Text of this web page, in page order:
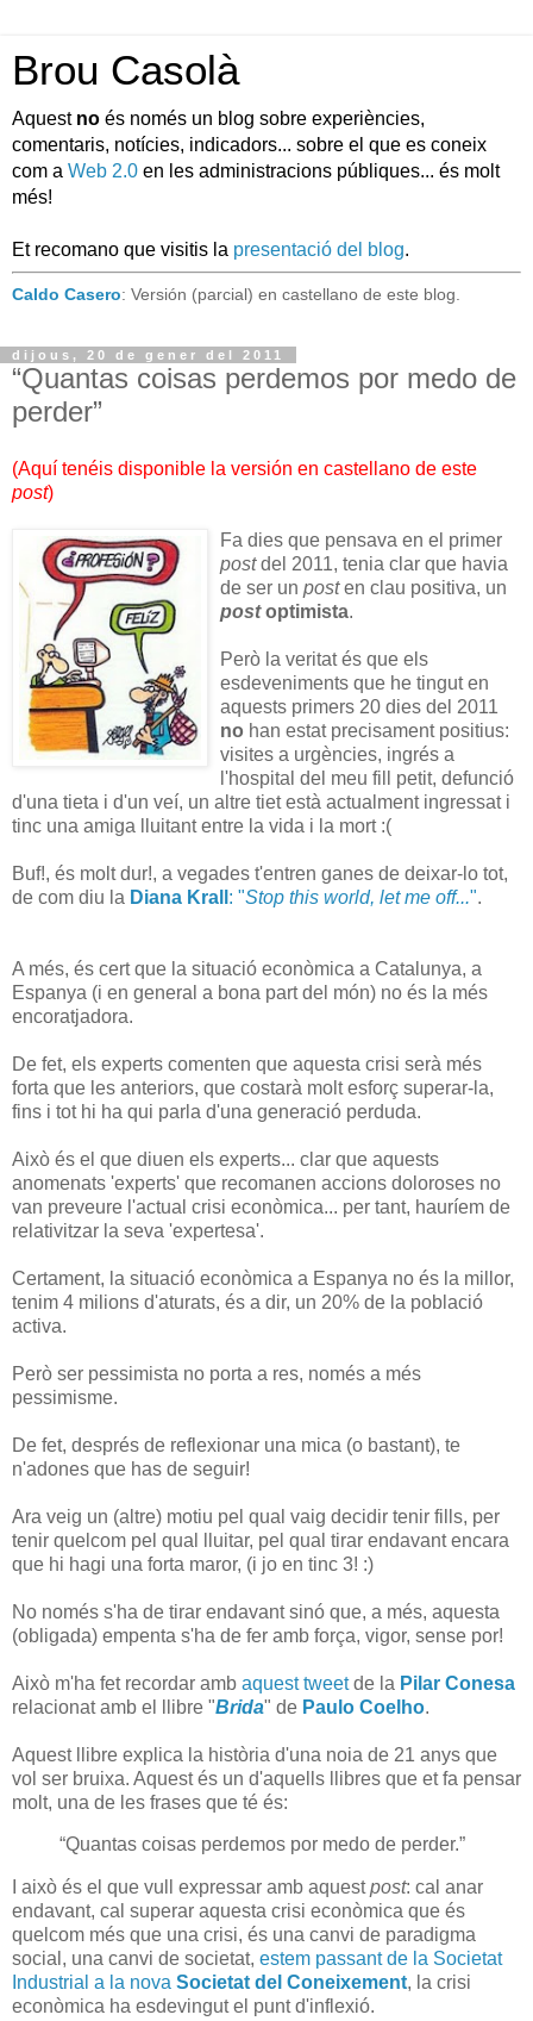
Brou Casolà
Aquest no és només un blog sobre experiències,
comentaris, notícies, indicadors... sobre el que es coneix
com a Web 2.0 en les administracions públiques... és molt
més!
Et recomano que visitis la presentació del blog.
Caldo Casero: Versión (parcial) en castellano de este blog.
dijous, 20 de gener del 2011
“Quantas coisas perdemos por medo de
perder”
(Aquí tenéis disponible la versión en castellano de este
post)
Fa dies que pensava en el primer
postdel 2011, tenia clar que havia
de ser un posten clau positiva, un
postoptimista.
Però la veritat és que els
esdeveniments que he tingut en
aquests primers 20 dies del 2011
no han estat precisament positius:
visites a urgències, ingrés a
l'hospital del meu fill petit, defunció
d'una tieta i d'un veí, un altre tiet està actualment ingressat i
tinc una amiga lluitant entre la vida i la mort :(
Buf!, és molt dur!, a vegades t'entren ganes de deixar-lo tot,
de com diu la Diana Krall : "Stop this world, let me off...".
A més, és cert que la situació econòmica a Catalunya, a
Espanya (i en general a bona part del món) no és la més
encoratjadora.
De fet, els experts comenten que aquesta crisi serà més
forta que les anteriors, que costarà molt esforç superar-la,
fins i tot hi ha qui parla d'una generació perduda.
Això és el que diuen els experts... clar que aquests
anomenats 'experts' que recomanen accions doloroses no
van preveure l'actual crisi econòmica... per tant, hauríem de
relativitzar la seva 'expertesa'.
Certament, la situació econòmica a Espanya no és la millor,
tenim 4 milions d'aturats, és a dir, un 20% de la població
activa.
Però ser pessimista no porta a res, només a més
pessimisme.
De fet, després de reflexionar una mica (o bastant), te
n'adones que has de seguir!
Ara veig un (altre) motiu pel qual vaig decidir tenir fills, per
tenir quelcom pel qual lluitar, pel qual tirar endavant encara
que hi hagi una forta maror, (i jo en tinc 3! :)
No només s'ha de tirar endavant sinó que, a més, aquesta
(obligada) empenta s'ha de fer amb força, vigor, sense por!
Això m'ha fet recordar amb aquest tweetde la Pilar Conesa
relacionat amb el llibre "Brida" de Paulo Coelho.
Aquest llibre explica la història d'una noia de 21 anys que
vol ser bruixa. Aquest és un d'aquells llibres que et fa pensar
molt, una de les frases que té és:
“Quantas coisas perdemos por medo de perder.”
I això és el que vull expressar amb aquestpost: cal anar
endavant, cal superar aquesta crisi econòmica que és
quelcom més que una crisi, és una canvi de paradigma
social, una canvi de societat, estem passant de la Societat
Industrial a la nova Societat del Coneixement, la crisi
econòmica ha esdevingut el punt d'inflexió.